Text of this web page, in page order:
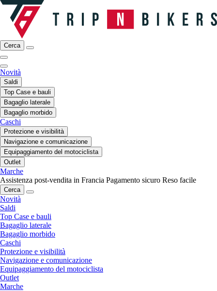
Cerca
Novità
Saldi
Top Case e bauli
Bagaglio laterale
Bagaglio morbido
Caschi
Protezione e visibilità
Navigazione e comunicazione
Equipaggiamento del motociclista
Outlet
Marche
Assistenza post-vendita in Francia Pagamento sicuro Reso facile
Cerca
Novità
Saldi
Top Case e bauli
Bagaglio laterale
Bagaglio morbido
Caschi
Protezione e visibilità
Navigazione e comunicazione
Equipaggiamento del motociclista
Outlet
Marche